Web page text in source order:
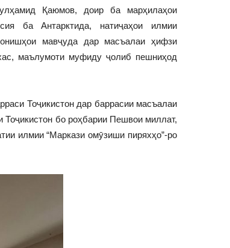
Қаюмов, доир ба марҳилаҳои
ба Антарктида, натиҷаҳои илмии
мавҷуда дар масъалаи ҳифзи
маълумоти муфиду ҷолиб пешниҳод
Тоҷикистон дар баррасии масъалаи
бо роҳбарии Пешвои миллат,
илмии “Маркази омӯзиши пиряхҳо”-ро